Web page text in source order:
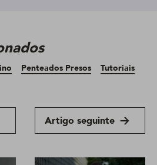
Penteados Presos Tutoriais
Artigo seguinte